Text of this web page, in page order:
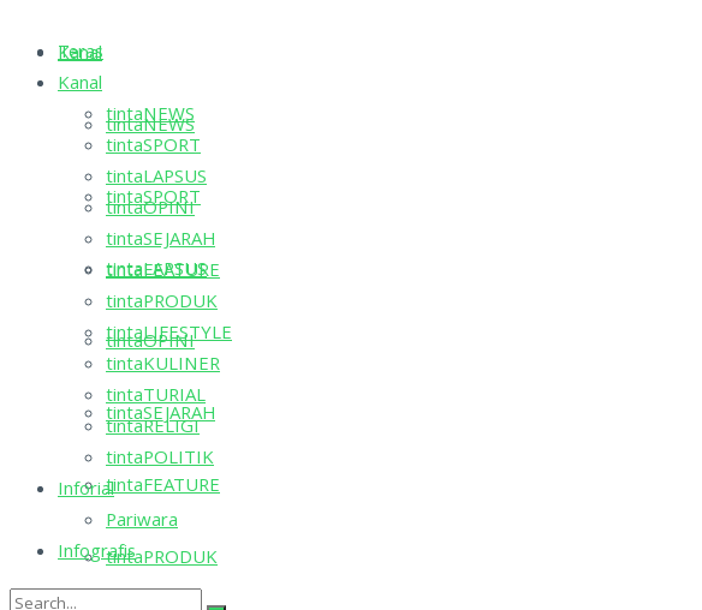
Kanal
tintaNEWS
tintaSPORT
tintaLAPSUS
tintaOPINI
tintaSEJARAH
tintaFEATURE
tintaPRODUK
Teras
Kanal
tintaNEWS
tintaSPORT
tintaLAPSUS
tintaOPINI
tintaSEJARAH
tintaFEATURE
tintaPRODUK
tintaLIFESTYLE
tintaKULINER
tintaTURIAL
tintaRELIGI
tintaPOLITIK
Inforial
Pariwara
Infografis